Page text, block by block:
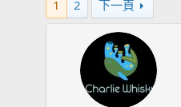
1 2 下一頁